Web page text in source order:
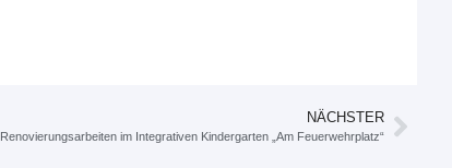
NÄCHSTER
Renovierungsarbeiten im Integrativen Kindergarten „Am Feuerwehrplatz“